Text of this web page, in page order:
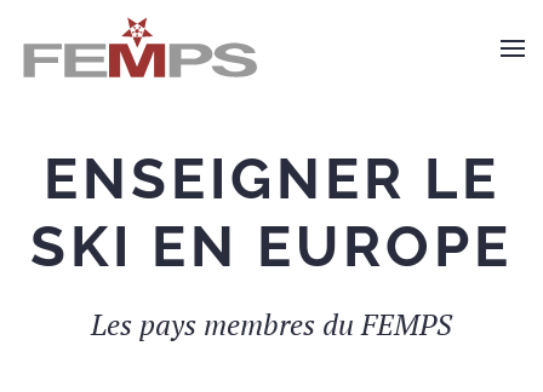
Skip to main content
ENSEIGNER LE
SKI EN EUROPE
Les pays membres du FEMPS